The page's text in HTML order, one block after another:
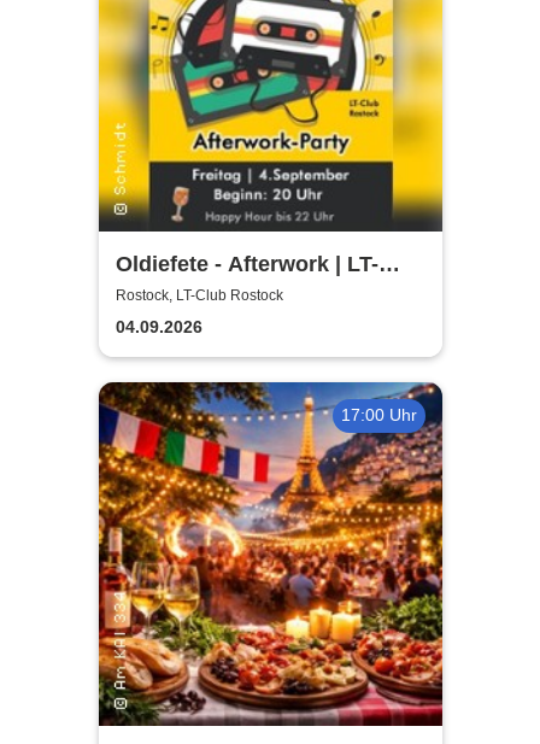
Oldiefete - Afterwork | LT-
Club Rostock
Rostock, LT-Club Rostock
04.09.2026
17:00 Uhr